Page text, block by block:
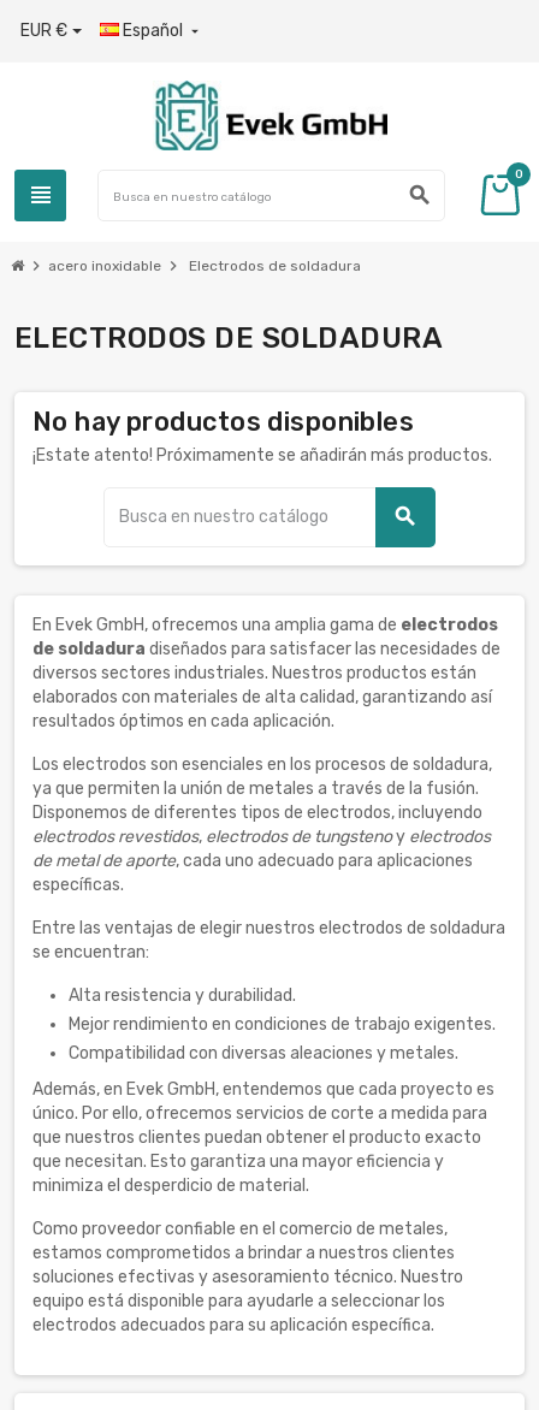
EUR € Español 
view_headline search
0
chevron_right acero inoxidable chevron_right Electrodos de soldadura
ELECTRODOS DE SOLDADURA
No hay productos disponibles
¡Estate atento! Próximamente se añadirán más productos.
search
En Evek GmbH, ofrecemos una amplia gama de electrodos
de soldadura diseñados para satisfacer las necesidades de
diversos sectores industriales. Nuestros productos están
elaborados con materiales de alta calidad, garantizando así
resultados óptimos en cada aplicación.
Los electrodos son esenciales en los procesos de soldadura,
ya que permiten la unión de metales a través de la fusión.
Disponemos de diferentes tipos de electrodos, incluyendo
electrodos revestidos, electrodos de tungstenoy electrodos
de metal de aporte, cada uno adecuado para aplicaciones
específicas.
Entre las ventajas de elegir nuestros electrodos de soldadura
se encuentran:
Alta resistencia y durabilidad.
Mejor rendimiento en condiciones de trabajo exigentes.
Compatibilidad con diversas aleaciones y metales.
Además, en Evek GmbH, entendemos que cada proyecto es
único. Por ello, ofrecemos servicios de corte a medida para
que nuestros clientes puedan obtener el producto exacto
que necesitan. Esto garantiza una mayor eficiencia y
minimiza el desperdicio de material.
Como proveedor confiable en el comercio de metales,
estamos comprometidos a brindar a nuestros clientes
soluciones efectivas y asesoramiento técnico. Nuestro
equipo está disponible para ayudarle a seleccionar los
electrodos adecuados para su aplicación específica.